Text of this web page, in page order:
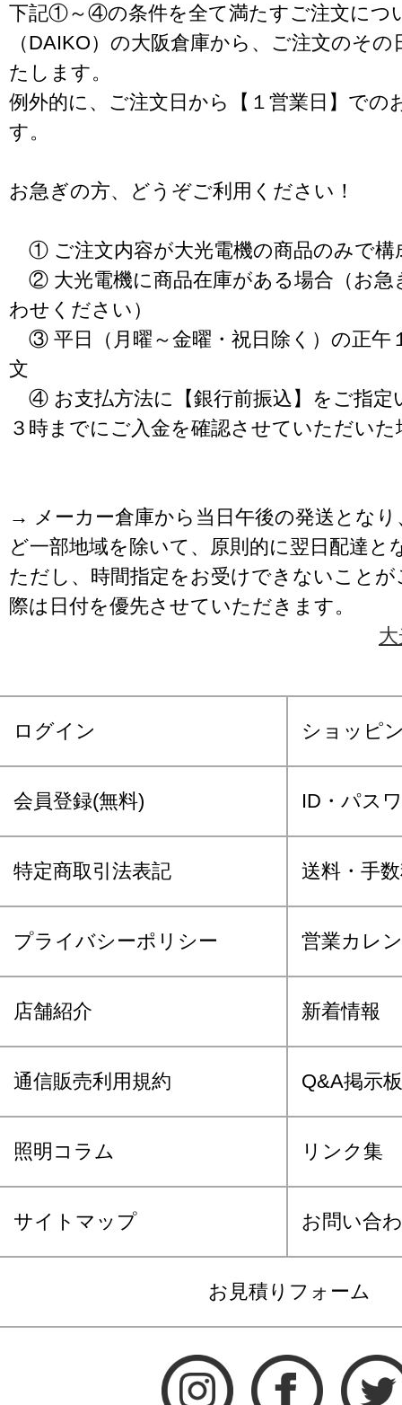
下記①～④の条件を全て満たすご注文につ
（DAIKO）の大阪倉庫から、ご注文のそ
たします。
例外的に、ご注文日から【１営業日】での
す。
お急ぎの方、どうぞご利用ください！
① ご注文内容が大光電機の商品のみで構
② 大光電機に商品在庫がある場合（お急
わせください）
③ 平日（月曜～金曜・祝日除く）の正午
文
④ お支払方法に【銀行前振込】をご指定
３時までにご入金を確認させていただいた
→ メーカー倉庫から当日午後の発送となり
ど一部地域を除いて、原則的に翌日配達と
ただし、時間指定をお受けできないこと
際は日付を優先させていただきます。
ログイン ショッピ
会員登録(無料) ID・パス
特定商取引法表記 送料・手
プライバシーポリシー 営業カレ
店舗紹介 新着情報
通信販売利用規約 Q&A掲示板
照明コラム リンク集
サイトマップ お問い合
お見積りフォーム